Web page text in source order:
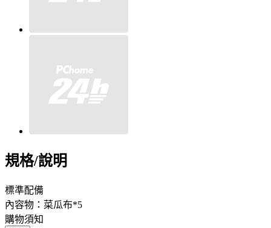
規格/說明
標準配備
內容物：菜瓜布*5
購物須知